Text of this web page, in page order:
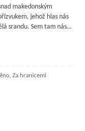
makedonským
jehož hlas nás
srandu. Sem tam nás…
, Za hranicemi